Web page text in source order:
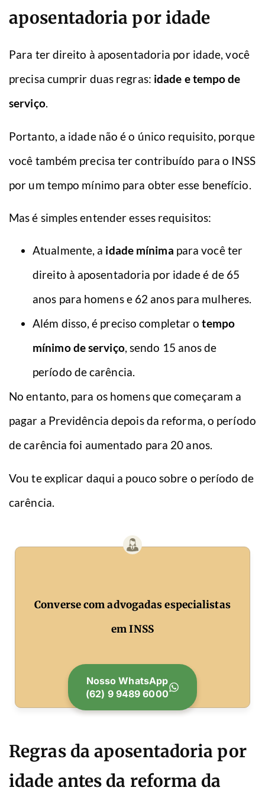
aposentadoria por idade
Para ter direito à aposentadoria por idade, você
precisa cumprir duas regras: idade e tempo de
serviço.
Portanto, a idade não é o único requisito, porque
você também precisa ter contribuído para o INSS
por um tempo mínimo para obter esse benefício.
Mas é simples entender esses requisitos:
Atualmente, a idade mínima para você ter
direito à aposentadoria por idade é de 65
anos para homens e 62 anos para mulheres.
Além disso, é preciso completar otempo
mínimo de serviço, sendo 15 anos de
período de carência.
No entanto, para os homens que começaram a
pagar a Previdência depois da reforma, o período
de carência foi aumentado para 20 anos.
Vou te explicar daqui a pouco sobre o período de
carência.
Converse com advogadas especialistas
em INSS
Nosso WhatsApp
(62) 9 9489 6000
Regras da aposentadoria por
idade antes da reforma da